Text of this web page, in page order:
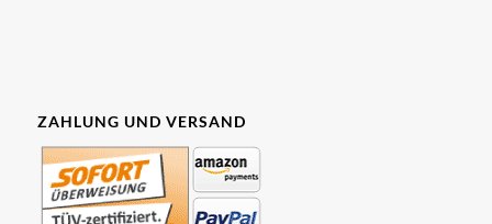
ZAHLUNG UND VERSAND